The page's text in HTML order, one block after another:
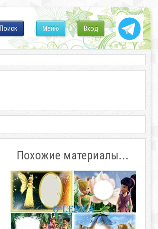
Вход
Меню
Поиск
Похожие материалы...